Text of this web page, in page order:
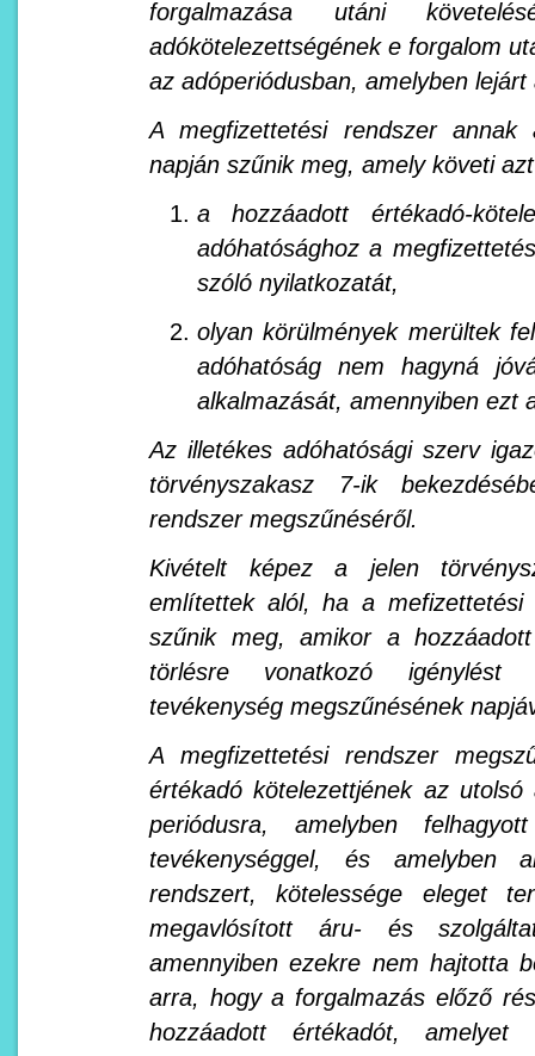
forgalmazása utáni
adókötelezettségének e forgalom
az adóperiódusban, amelyben
A megfizettetési rendszer
napján szűnik meg, amely követi
a hozzáadott értékadó-
adóhatósághoz a
szóló nyilatkozatát,
olyan körülmények merültek
adóhatóság nem hagyná
alkalmazását, amennyiben ezt
Az illetékes adóhatósági szerv
törvényszakasz 7-ik
rendszer megszűnéséről.
Kivételt képez a jelen
említettek alól, ha a mefizettetési
szűnik meg, amikor a
törlésre vonatkozó igénylést
tevékenység megszűnésének
A megfizettetési rendszer
értékadó kötelezettjének az
periódusra, amelyben
tevékenységgel, és amelyben
rendszert, kötelessége eleget
megavlósított áru- és
amennyiben ezekre nem hajtotta
arra, hogy a forgalmazás előző
hozzáadott értékadót,